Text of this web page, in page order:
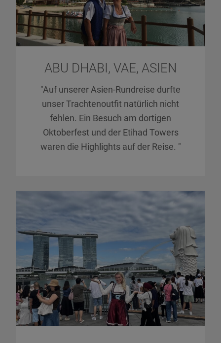
ABU DHABI, VAE, ASIEN
"Auf unserer Asien-Rundreise durfte
unser Trachtenoutfit natürlich nicht
fehlen. Ein Besuch am dortigen
Oktoberfest und der Etihad Towers
waren die Highlights auf der Reise. "